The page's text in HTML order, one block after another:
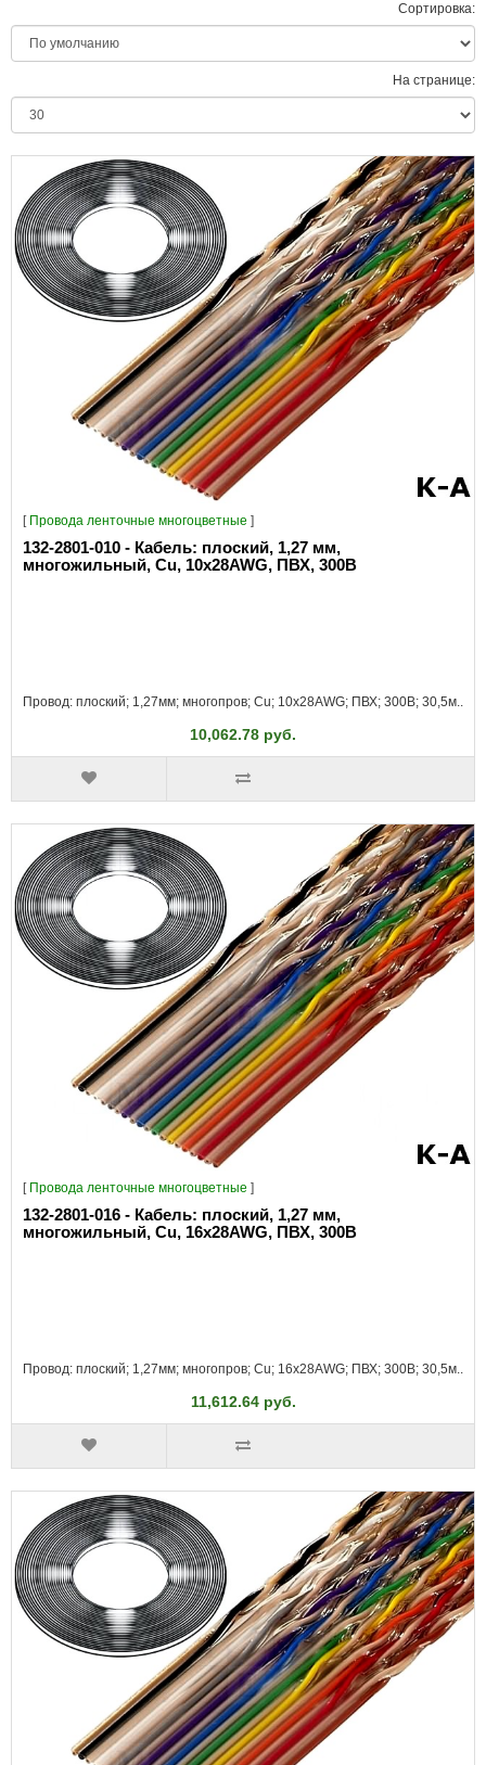
Сортировка:
На странице:
[ Провода ленточные многоцветные ]
132-2801-010 - Кабель: плоский, 1,27 мм,
многожильный, Cu, 10x28AWG, ПВХ, 300В
Провод: плоский; 1,27мм; многопров; Cu; 10x28AWG; ПВХ; 300В; 30,5м..
10,062.78 руб.
[ Провода ленточные многоцветные ]
132-2801-016 - Кабель: плоский, 1,27 мм,
многожильный, Cu, 16x28AWG, ПВХ, 300В
Провод: плоский; 1,27мм; многопров; Cu; 16x28AWG; ПВХ; 300В; 30,5м..
11,612.64 руб.